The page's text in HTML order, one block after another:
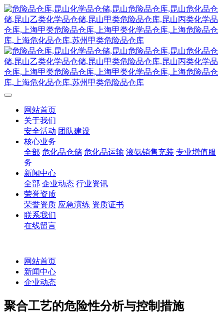
网站首页
关于我们
安全活动 团队建设
核心业务
全部 危化品仓储 危化品运输 液氨销售充装 专业增值服
务
新闻中心
全部 企业动态 行业资讯
荣誉资质
荣誉资质 应急演练 资质证书
联系我们
在线留言
网站首页
新闻中心
企业动态
聚合工艺的危险性分析与控制措施